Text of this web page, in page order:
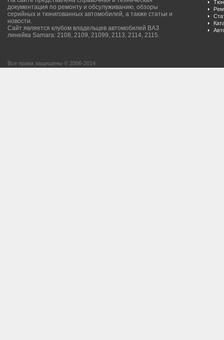
документация по ремонту и обсулуживанию, обзоры
серийных и тюнигованных автомобилей, а также статьи и
новости.
Сайт является клубом владельцев автомобилей ВАЗ
линейка Samara: 2108, 2109, 21099, 2113, 2114, 2115.
Все права защищены © 2006-2014